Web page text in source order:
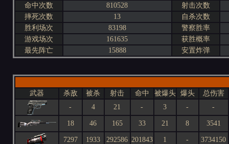
命中次数
810528
射击次数
摔死次数
13
自杀次数
胜利场次
83198
警察胜率
游戏场次
161635
获胜概率
最先阵亡
15888 安置炸弹
武器 杀敌 被杀 射击 命中 被爆头 爆头
总伤害
-
4 21 - 3 - -
18 46 165 33 21 8 3541
7297 1933 292586 201843 1 - 3734150